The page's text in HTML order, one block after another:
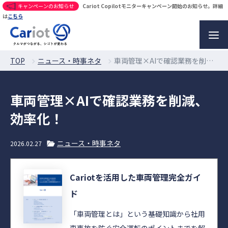
キャンペーンのお知らせ
Cariot Copilotモニターキャンペーン開始のお知らせ。詳細
はこちら
TOP ニュース・時事ネタ 車両管理×AIで確認業務を削減、効率化！
車両管理×AIで確認業務を削減、
効率化！
2026.02.27 ニュース・時事ネタ
Cariotを活用した車両管理完全ガイ
ド
「車両管理とは」という基礎知識から社用